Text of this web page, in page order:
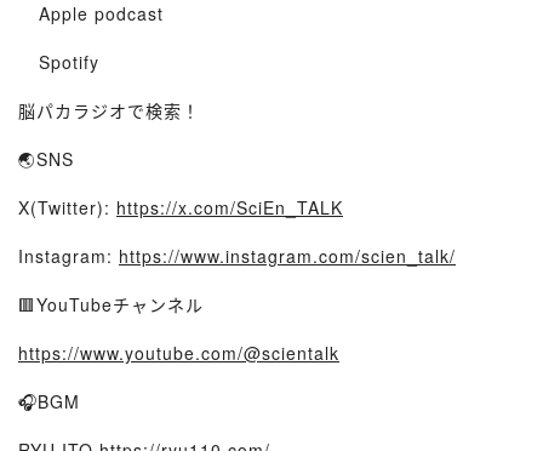
⁠⁠⁠⁠⁠⁠⁠⁠⁠⁠⁠⁠⁠⁠⁠⁠⁠Apple podcast⁠⁠⁠⁠⁠⁠⁠⁠⁠⁠⁠⁠⁠⁠⁠⁠⁠
⁠⁠⁠⁠⁠⁠⁠⁠⁠⁠⁠⁠⁠⁠⁠⁠⁠Spotify⁠⁠⁠⁠⁠⁠⁠⁠⁠⁠⁠⁠⁠⁠⁠⁠⁠
脳パカラジオで検索！
🌏SNS
X(Twitter): https://x.com/SciEn_TALK
Instagram: https://www.instagram.com/scien_talk/
🟥YouTubeチャンネル
https://www.youtube.com/@scientalk
🎧BGM